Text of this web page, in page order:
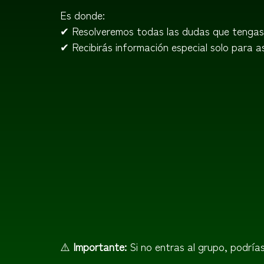
Es donde:
✔ Resolveremos todas las dudas que tengas
✔ Recibirás información especial solo para
⚠️ Importante: Si no entras al grupo,